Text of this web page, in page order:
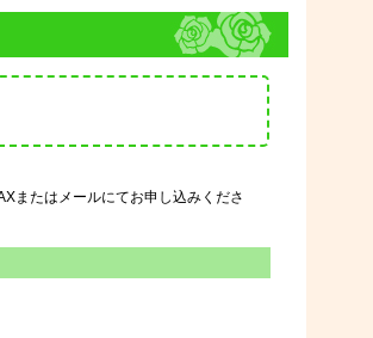
またはメールにてお申し込みくださ